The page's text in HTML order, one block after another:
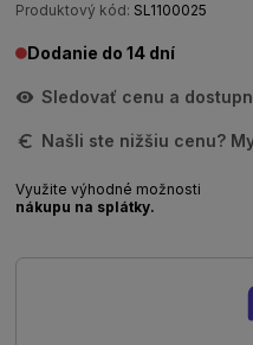
Produktový kód: SL1100025
Dodanie do 14 dní
Sledovať cenu a
Našli ste nižšiu cenu?
Využite výhodné možnosti
nákupu na splátky.